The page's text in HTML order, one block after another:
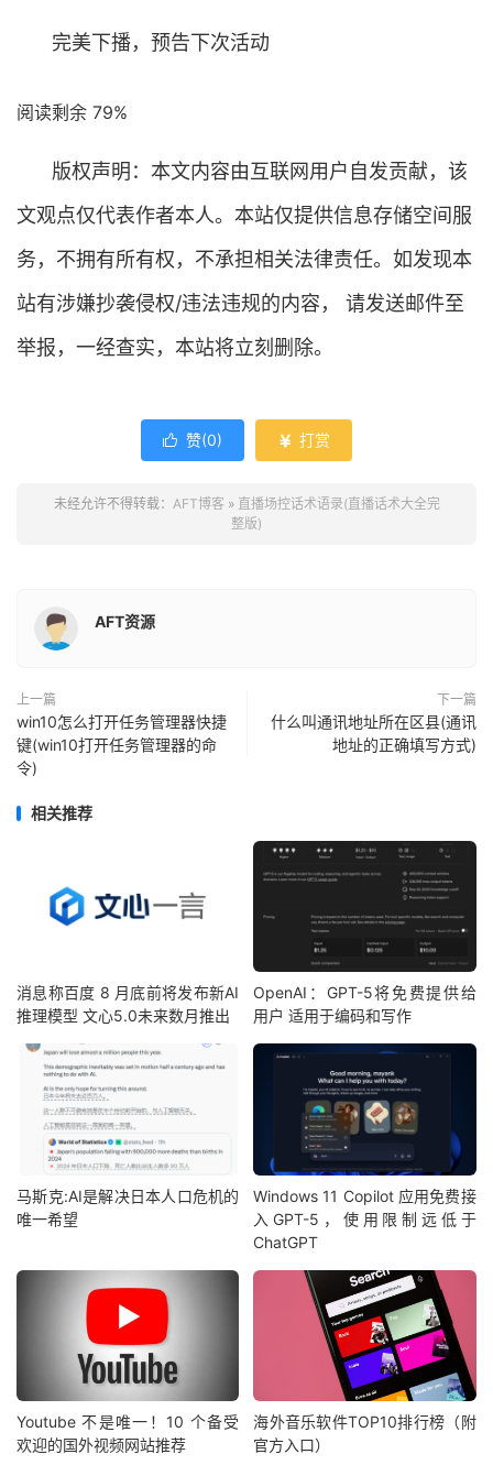
完美下播，预告下次活动
阅读剩余 79%
版权声明：本文内容由互联网用户自发贡献，该
文观点仅代表作者本人。本站仅提供信息存储空间服
务，不拥有所有权，不承担相关法律责任。如发现本
站有涉嫌抄袭侵权/违法违规的内容， 请发送邮件至
举报，一经查实，本站将立刻删除。
 赞(0)  打赏
未经允许不得转载： AFT博客 » 直播场控话术语录(直播话术大全完
整版)
AFT资源
上一篇
win10怎么打开任务管理器快捷
键(win10打开任务管理器的命
令)
下一篇
什么叫通讯地址所在区县(通讯
地址的正确填写方式)
相关推荐
消息称百度 8 月底前将发布新AI
推理模型 文心5.0未来数月推出
OpenAI：GPT-5将免费提供给
用户 适用于编码和写作
马斯克:AI是解决日本人口危机的
唯一希望
Windows 11 Copilot 应用免费接
入GPT-5，使用限制远低于
ChatGPT
Youtube 不是唯一！10 个备受
欢迎的国外视频网站推荐
海外音乐软件TOP10排行榜（附
官方入口）